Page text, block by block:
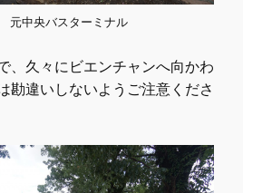
元中央バスターミナル
、久々にビエンチャンへ向かわ
勘違いしないようご注意くださ